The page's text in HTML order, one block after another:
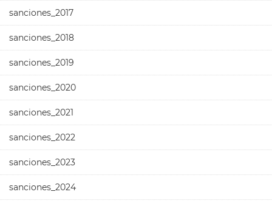
sanciones_2017
sanciones_2018
sanciones_2019
sanciones_2020
sanciones_2021
sanciones_2022
sanciones_2023
sanciones_2024